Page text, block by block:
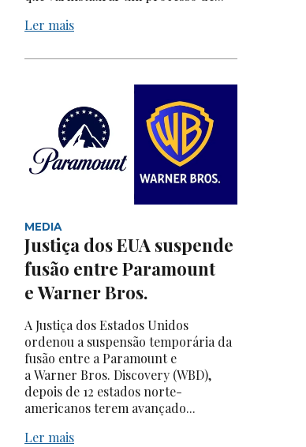
Ler mais
MEDIA
Justiça dos EUA suspende
fusão entre Paramount
e Warner Bros.
A Justiça dos Estados Unidos
ordenou a suspensão temporária da
fusão entre a Paramount e
a Warner Bros. Discovery (WBD),
depois de 12 estados norte-
americanos terem avançado...
Ler mais